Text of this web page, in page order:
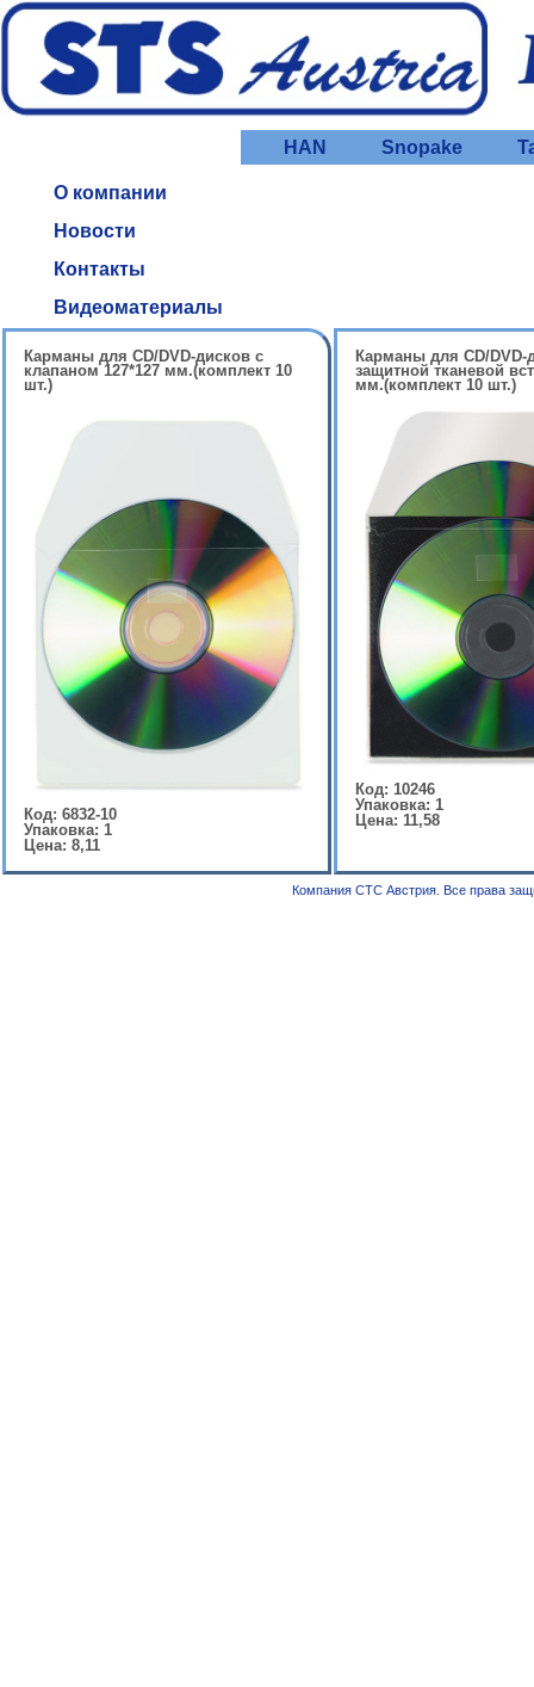
HAN Snopake
О компании
Новости
Контакты
Видеоматериалы
Карманы для CD/DVD-дисков с
клапаном 127*127 мм.(комплект 10
шт.)
Код: 6832-10
Упаковка: 1
Цена: 8,11
Карманы для CD/DVD-
защитной тканевой
мм.(комплект 10 шт.)
Код: 10246
Упаковка: 1
Цена: 11,58
Компания СТС Австрия. Все права